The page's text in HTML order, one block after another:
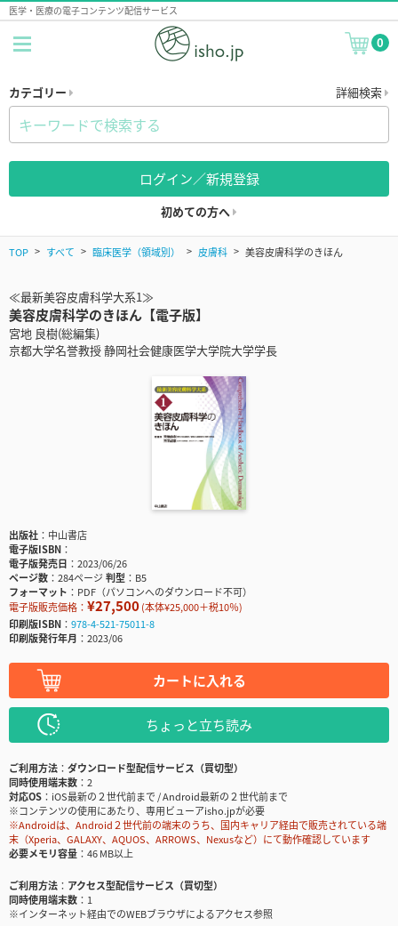
医学・医療の電子コンテンツ配信サービス
0
カテゴリー 詳細検索
ログイン／新規登録
初めての方へ
TOP すべて 臨床医学（領域別） 皮膚科 美容皮膚科学のきほん
≪最新美容皮膚科学大系1≫
美容皮膚科学のきほん【電子版】
宮地 良樹(総編集)
京都大学名誉教授 静岡社会健康医学大学院大学学長
出版社
中山書店
電子版ISBN
電子版発売日
2023/06/26
ページ数
284ページ判型
B5
フォーマット
PDF（パソコンへのダウンロード不可）
電子版販売価格： ¥27,500(本体¥25,000＋税10％)
印刷版ISBN
978-4-521-75011-8
印刷版発行年月
2023/06
カートに入れる
ちょっと立ち読み
ご利用方法
ダウンロード型配信サービス（買切型）
同時使用端末数
2
対応OS
iOS最新の２世代前まで / Android最新の２世代前まで
※コンテンツの使用にあたり、専用ビューアisho.jpが必要
※Androidは、Android２世代前の端末のうち、国内キャリア経由で販売されている端
末（Xperia、GALAXY、AQUOS、ARROWS、Nexusなど）にて動作確認しています
必要メモリ容量
46 MB以上
ご利用方法
アクセス型配信サービス（買切型）
同時使用端末数
1
※インターネット経由でのWEBブラウザによるアクセス参照